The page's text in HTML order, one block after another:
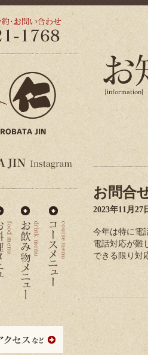
お問合
2023年11月27
今年は特に電
電話対応が難
できる限り対